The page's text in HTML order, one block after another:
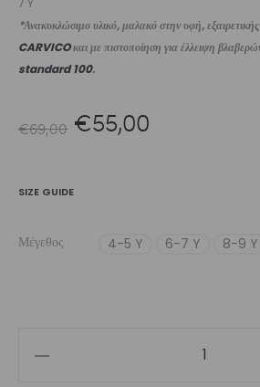
7 Y
*Ανακυκλώσιμο υλικό, μαλακό στην υφή,
CARVICOκαι με πιστοποίηση για έλλειψη
standard 100.
€69,00 Original
€55,00
SIZE GUIDE
Μέγεθος 4-5 Y 6-7 Y 8-9 Y